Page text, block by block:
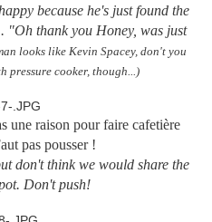
because he's just found the
"Oh thank you Honey, was just
looks like Kevin Spacey, don't you
pressure cooker, though...)
une raison pour faire cafetière
pas pousser !
don't think we would share the
Don't push!